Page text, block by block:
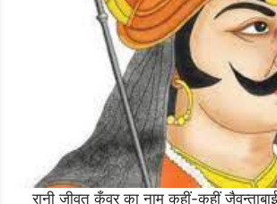
रानी जीवत कँवर का नाम कहीं-कहीं